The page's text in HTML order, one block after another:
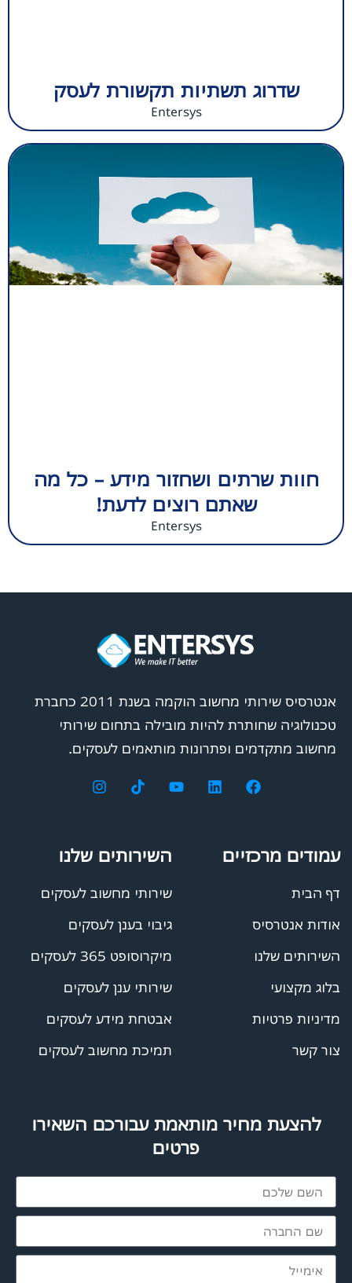
שדרוג תשתיות תקשורת לעסק
Entersys
חוות שרתים ושחזור מידע – כל מה
שאתם רוצים לדעת!
Entersys
אנטרסיס שירותי מחשוב הוקמה בשנת 2011 כחברת
טכנולוגיה שחותרת להיות מובילה בתחום שירותי
מחשוב מתקדמים ופתרונות מותאמים לעסקים.
עמודים מרכזיים
דף הבית
אודות אנטרסיס
השירותים שלנו
בלוג מקצועי
מדיניות פרטיות
צור קשר
השירותים שלנו
שירותי מחשוב לעסקים
גיבוי בענן לעסקים
מיקרוסופט 365 לעסקים
שירותי ענן לעסקים
אבטחת מידע לעסקים
תמיכת מחשוב לעסקים
להצעת מחיר מותאמת עבורכם השאירו
פרטים